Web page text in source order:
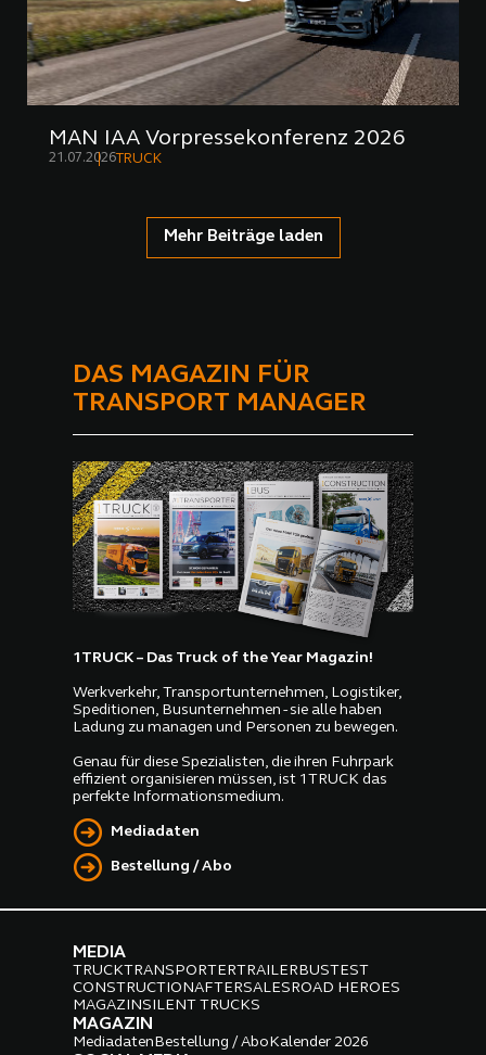
MAN IAA Vorpressekonferenz 2026
21.07.2026TRUCK
Mehr Beiträge laden
DAS MAGAZIN FÜR
TRANSPORT MANAGER
1TRUCK – Das Truck of the Year Magazin!
Werkverkehr, Transportunternehmen, Logistiker,
Speditionen, Busunternehmen - sie alle haben
Ladung zu managen und Personen zu bewegen.
Genau für diese Spezialisten, die ihren Fuhrpark
effizient organisieren müssen, ist 1TRUCK das
perfekte Informationsmedium.
Mediadaten
Bestellung / Abo
MEDIA
TRUCKTRANSPORTERTRAILERBUSTEST
CONSTRUCTIONAFTERSALESROAD HEROES
MAGAZINSILENT TRUCKS
MAGAZIN
MediadatenBestellung / AboKalender 2026